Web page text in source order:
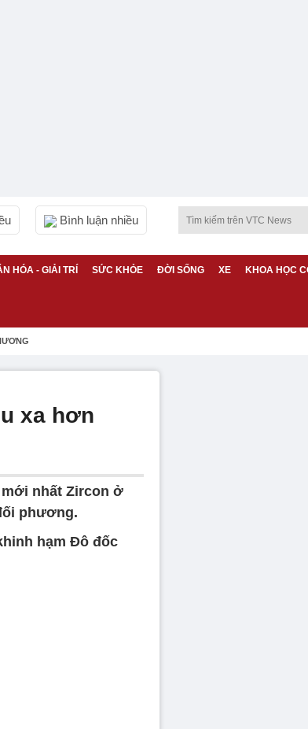
Bình luận nhiều
HÓA - GIẢI TRÍ SỨC KHỎE ĐỜI SỐNG XE KHOA HỌC
xa hơn
nhất Zircon ở
phương.
hạm Đô đốc